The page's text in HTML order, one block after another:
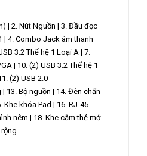
| 2. Nút Nguồn | 3. Đầu đọc
| 4. Combo Jack âm thanh
3.2 Thế hệ 1 Loại A | 7.
| 10. (2) USB 3.2 Thế hệ 1
(2) USB 2.0
| 13. Bộ nguồn | 14. Đèn chẩn
Khe khóa Pad | 16. RJ-45
nêm | 18. Khe cắm thẻ mở
rộng